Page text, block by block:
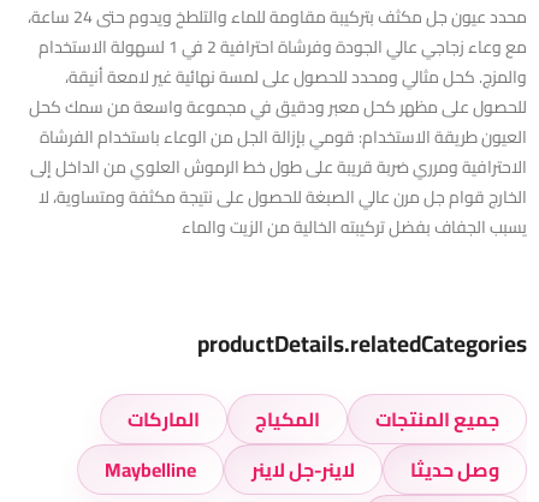
محدد عيون جل مكثف بتركيبة مقاومة للماء والتلطخ ويدوم حتى 24 ساعة،
مع وعاء زجاجي عالي الجودة وفرشاة احترافية 2 في 1 لسهولة الاستخدام
والمزج. كحل مثالي ومحدد للحصول على لمسة نهائية غير لامعة أنيقة،
للحصول على مظهر كحل معبر ودقيق في مجموعة واسعة من سمك كحل
العيون طريقة الاستخدام: قومي بإزالة الجل من الوعاء باستخدام الفرشاة
الاحترافية ومرري ضربة قريبة على طول خط الرموش العلوي من الداخل إلى
الخارج قوام جل مرن عالي الصبغة للحصول على نتيجة مكثفة ومتساوية، لا
يسبب الجفاف بفضل تركيبته الخالية من الزيت والماء
productDetails.relatedCategories
جميع المنتجات المكياج
الماركات
وصل حديثا
لاينر-جل لاينر Maybelline